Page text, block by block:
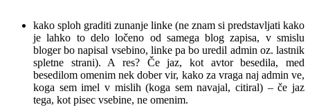
kako sploh graditi zunanje linke (ne znam si predstavljati kako
je lahko to delo ločeno od samega blog zapisa, v smislu
bloger bo napisal vsebino, linke pa bo uredil admin oz. lastnik
spletne strani). A res? Če jaz, kot avtor besedila, med
besedilom omenim nek dober vir, kako za vraga naj admin ve,
koga sem imel v mislih (koga sem navajal, citiral) – če jaz
tega, kot pisec vsebine, ne omenim.